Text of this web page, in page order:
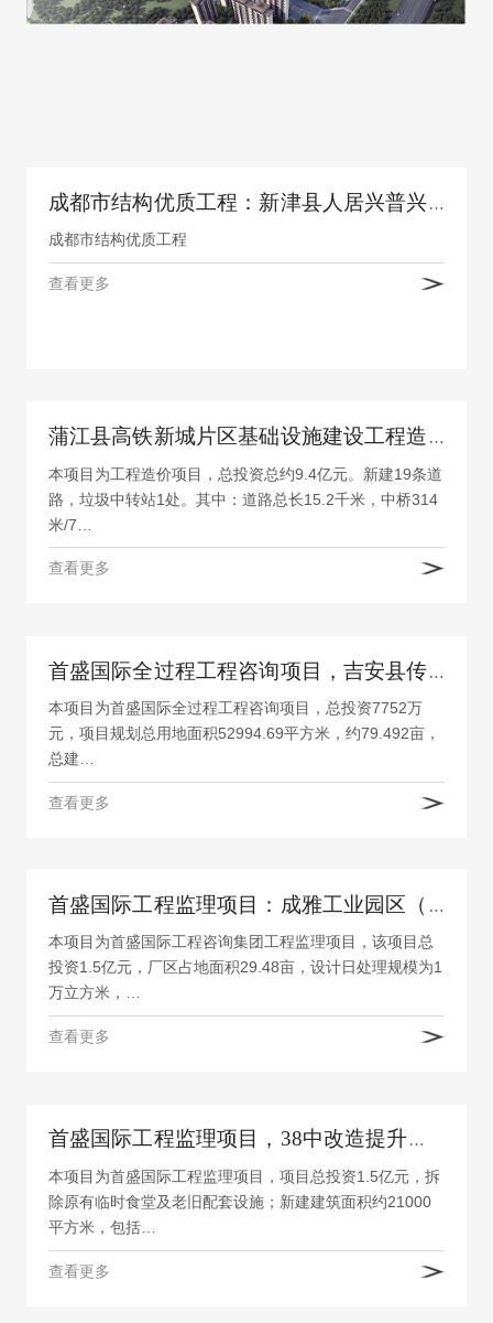
成都市结构优质工程：新津县人居兴普兴街道骑龙村四组、十一组人才公寓建设项目
成都市结构优质工程
查看更多
蒲江县高铁新城片区基础设施建设工程造价项目
本项目为工程造价项目，总投资总约9.4亿元。新建19条道
路，垃圾中转站1处。其中：道路总长15.2千米，中桥314
米/7…
查看更多
首盛国际全过程工程咨询项目，吉安县传染病医院建设项目
本项目为首盛国际全过程工程咨询项目，总投资7752万
元，项目规划总用地面积52994.69平方米，约79.492亩，
总建…
查看更多
首盛国际工程监理项目：成雅工业园区（一期）污水处理厂、截污干管及配套项目
本项目为首盛国际工程咨询集团工程监理项目，该项目总
投资1.5亿元，厂区占地面积29.48亩，设计日处理规模为1
万立方米，…
查看更多
首盛国际工程监理项目，38中改造提升工程
本项目为首盛国际工程监理项目，项目总投资1.5亿元，拆
除原有临时食堂及老旧配套设施；新建建筑面积约21000
平方米，包括…
查看更多